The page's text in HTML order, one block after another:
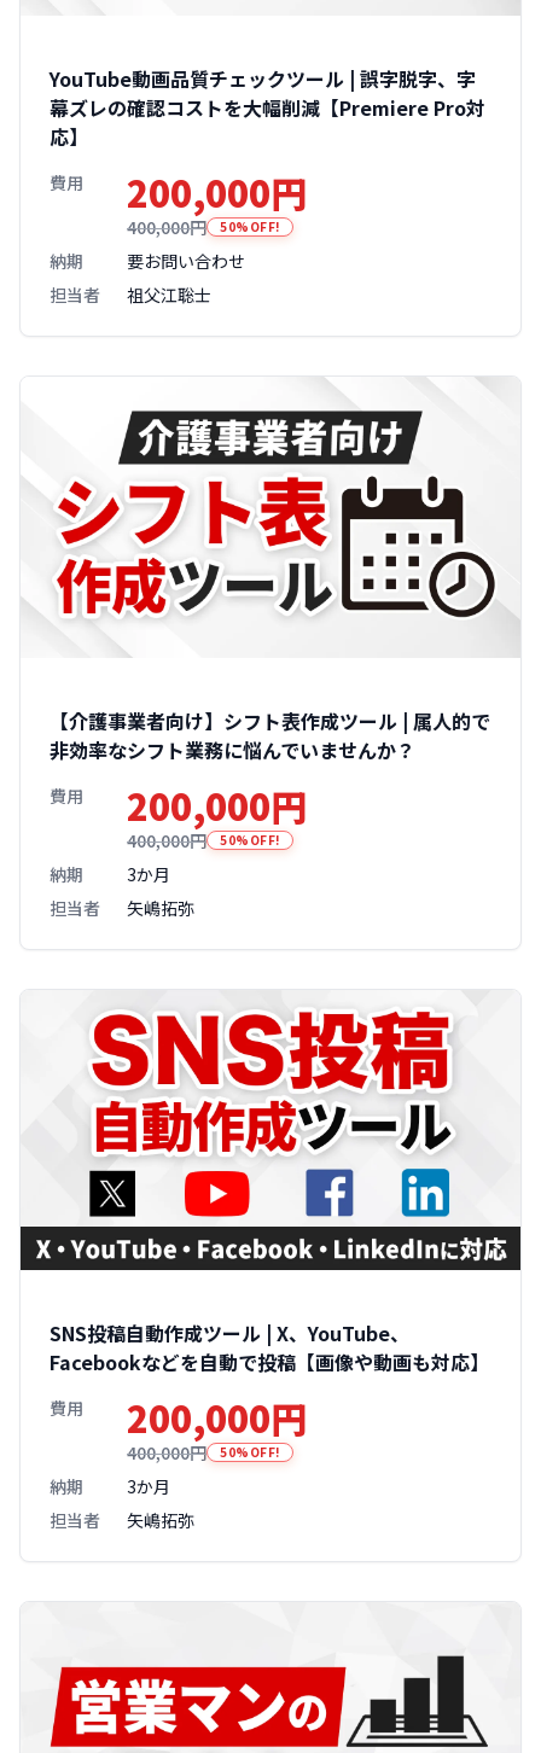
YouTube動画品質チェックツール | 誤字脱字、字
幕ズレの確認コストを大幅削減【Premiere Pro対
応】
費用 200,000円
400,000円 50%OFF!
納期
要お問い合わせ
担当者
祖父江聡士
【介護事業者向け】シフト表作成ツール | 属人的で
非効率なシフト業務に悩んでいませんか？
費用 200,000円
400,000円 50%OFF!
納期
3か月
担当者
矢嶋拓弥
SNS投稿自動作成ツール | X、YouTube、
Facebookなどを自動で投稿【画像や動画も対応】
費用 200,000円
400,000円 50%OFF!
納期
3か月
担当者
矢嶋拓弥